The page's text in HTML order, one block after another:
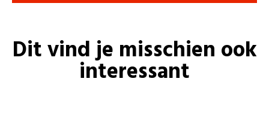
Dit vind je misschien ook
interessant